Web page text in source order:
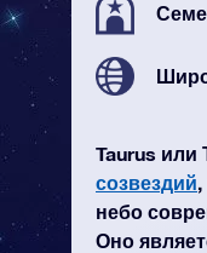
Taurus или
созвездий
небо
Оно